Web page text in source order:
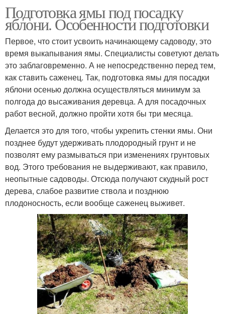
Подготовка ямы под посадку
яблони. Особенности подготовки
Первое, что стоит усвоить начинающему садоводу, это
время выкапывания ямы. Специалисты советуют делать
это заблаговременно. А не непосредственно перед тем,
как ставить саженец. Так, подготовка ямы для посадки
яблони осенью должна осуществляться минимум за
полгода до высаживания деревца. А для посадочных
работ весной, должно пройти хотя бы три месяца.
Делается это для того, чтобы укрепить стенки ямы. Они
позднее будут удерживать плодородный грунт и не
позволят ему размываться при изменениях грунтовых
вод. Этого требования не выдерживают, как правило,
неопытные садоводы. Отсюда получают скудный рост
дерева, слабое развитие ствола и позднюю
плодоносность, если вообще саженец выживет.